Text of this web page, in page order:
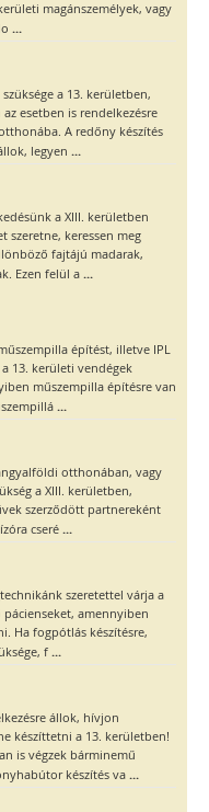
magánszemélyek, vagy
...
a 13. kerületben,
esetben is rendelkezésre
A redőny készítés
legyen ...
a XIII. kerületben
szeretne, keressen meg
fajtájú madarak,
Ezen felül a ...
építést, illetve IPL
13. kerületi vendégek
műszempilla építésre van
...
otthonában, vagy
a XIII. kerületben,
szerződött partnereként
cseré ...
szeretettel várja a
amennyiben
Ha fogpótlás készítésre,
f ...
állok, hívjon
készíttetni a 13. kerületben!
is végzek bárminemű
készítés va ...